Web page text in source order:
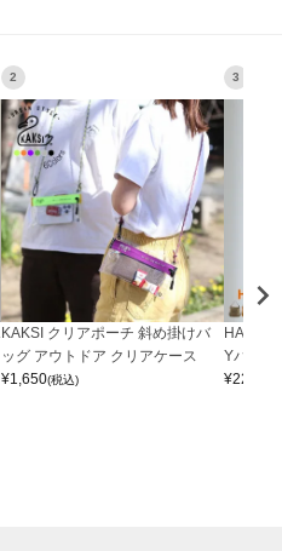
2
KAKSI クリアポーチ 斜め掛けバ
ッグ アウトドア クリアケース
¥1,650(税込)
3
Yバッグ
¥22,000